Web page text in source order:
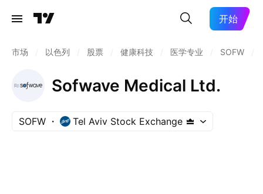
开始
市场 以色列 股票 健康科技 医学专业 SOFW
Sofwave Medical Ltd.
SOFW Tel Aviv Stock Exchange